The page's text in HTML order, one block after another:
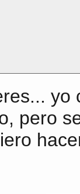
pero